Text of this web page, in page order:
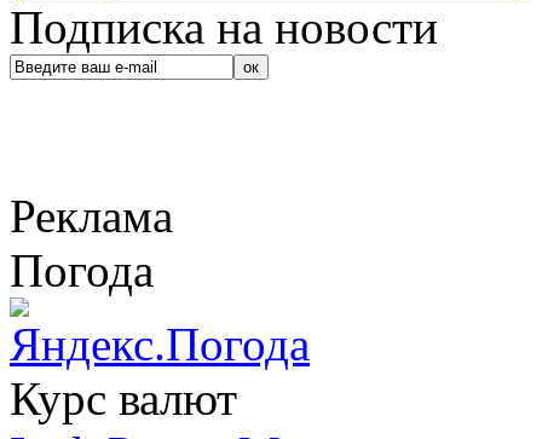
Подписка на новости
Реклама
Погода
Курс валют